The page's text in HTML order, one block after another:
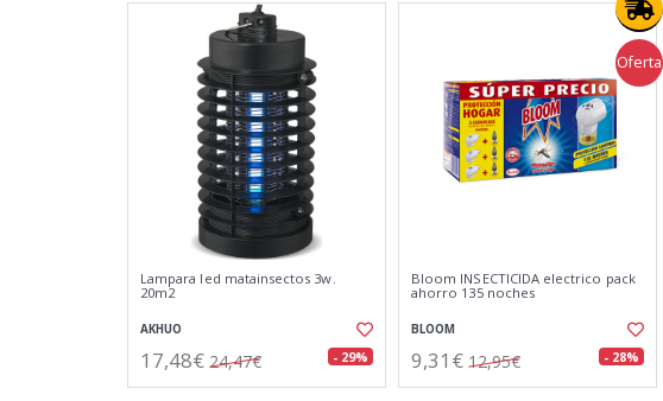
Lampara led matainsectos 3w.
20m2
AKHUO
17,48€ 24,47€ - 29%
Oferta
Bloom INSECTICIDA electrico pack
ahorro 135 noches
BLOOM
9,31€ 12,95€ - 28%